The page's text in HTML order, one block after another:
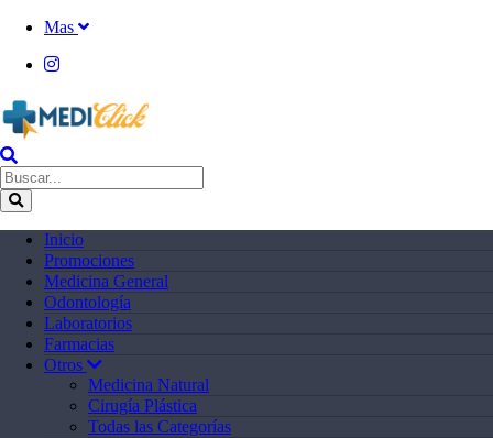
Mas
Inicio
Promociones
Medicina General
Odontología
Laboratorios
Farmacias
Otros
Medicina Natural
Cirugía Plástica
Todas las Categorías